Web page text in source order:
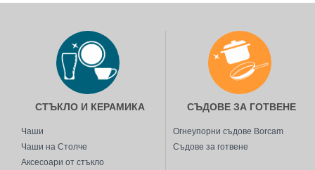
СТЪКЛО И КЕРАМИКА
Чаши
Чаши на Столче
Аксесоари от стъкло
СЪДОВЕ ЗА ГОТВЕНЕ
Огнеупорни съдове Borcam
Съдове за готвене